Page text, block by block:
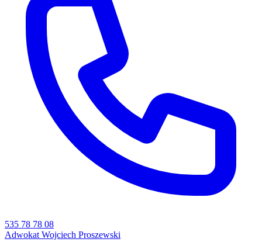
535 78 78 08
Adwokat Wojciech Proszewski